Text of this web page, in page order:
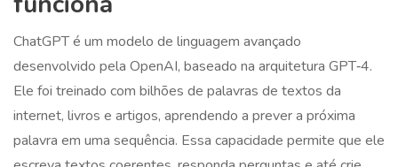
ChatGPTé um modelo de linguagem avançado
desenvolvido pela OpenAI, baseado na arquitetura GPT‑4.
Ele foi treinado com bilhões de palavras de textos da
internet, livros e artigos, aprendendo a prever a próxima
palavra em uma sequência. Essa capacidade permite que ele